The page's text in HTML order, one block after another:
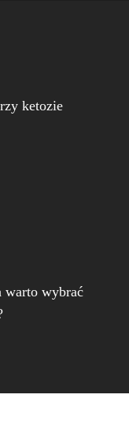
ketozie
warto wybrać